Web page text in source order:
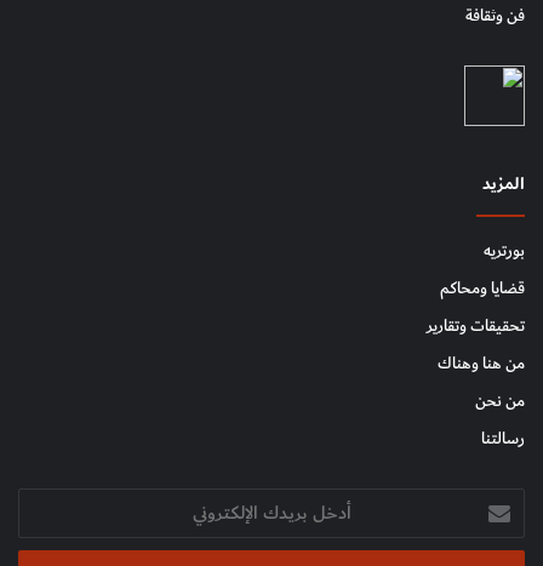
فن وثقافة
المزيد
بورتريه
قضايا ومحاكم
تحقيقات وتقارير
من هنا وهناك
من نحن
رسالتنا
أدخل
بريدك
الإلكتروني